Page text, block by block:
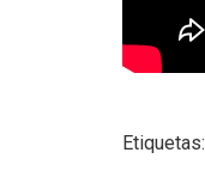
Etiquetas: